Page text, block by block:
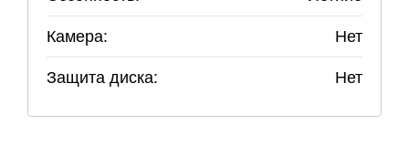
Камера: Нет
Защита диска: Нет